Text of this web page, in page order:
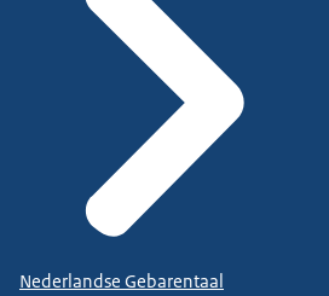
Nederlandse Gebarentaal